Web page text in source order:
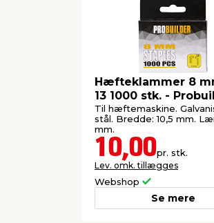
Hæfteklammer 8
13 1000 stk. -
Til hæftemaskine.
stål. Bredde: 10,5 mm.
mm.
10,00pr. stk.
Lev. omk. tillægges
Webshop
Se mere